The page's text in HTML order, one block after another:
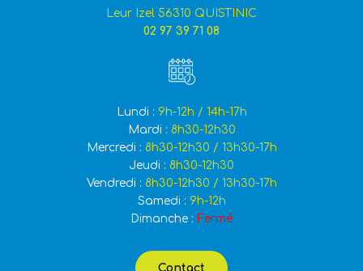
Leur Izel 56310 QUISTINIC
02 97 39 71 08
Lundi : 9h-12h / 14h-17h
Mardi : 8h30-12h30
Mercredi : 8h30-12h30 / 13h30-17h
Jeudi : 8h30-12h30
Vendredi : 8h30-12h30 / 13h30-17h
Samedi : 9h-12h
Dimanche : Fermé
Contact